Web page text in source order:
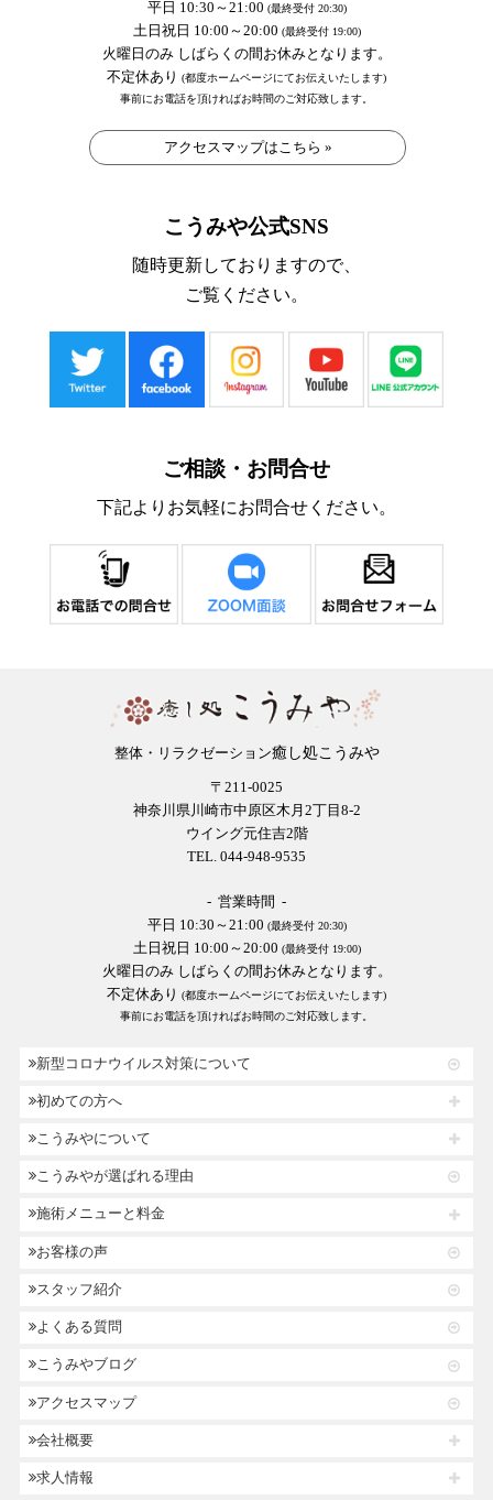
平日 10:30～21:00 (最終受付 20:30)
土日祝日 10:00～20:00 (最終受付 19:00)
火曜日のみ しばらくの間お休みとなります。
不定休あり (都度ホームページにてお伝えいたします)
事前にお電話を頂ければお時間のご対応致します。
アクセスマップはこちら »
こうみや公式SNS
随時更新しておりますので、
ご覧ください。
ご相談・お問合せ
下記よりお気軽にお問合せください。
整体・リラクゼーション癒し処こうみや
〒211-0025
神奈川県川崎市中原区木月2丁目8-2
ウイング元住吉2階
TEL. 044-948-9535
- 営業時間 -
平日 10:30～21:00 (最終受付 20:30)
土日祝日 10:00～20:00 (最終受付 19:00)
火曜日のみ しばらくの間お休みとなります。
不定休あり (都度ホームページにてお伝えいたします)
事前にお電話を頂ければお時間のご対応致します。
新型コロナウイルス対策について
初めての方へ
こうみやについて
こうみやが選ばれる理由
施術メニューと料金
お客様の声
スタッフ紹介
よくある質問
こうみやブログ
アクセスマップ
会社概要
求人情報